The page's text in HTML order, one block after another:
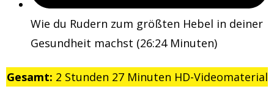
Wie du Rudern zum größten Hebel in deiner
Gesundheit machst (26:24 Minuten)
Gesamt: 2 Stunden 27 Minuten HD-Videomaterial